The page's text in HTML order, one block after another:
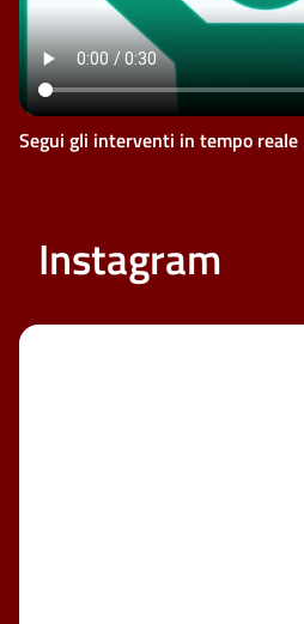
Segui gli interventi in tempo reale
Instagram